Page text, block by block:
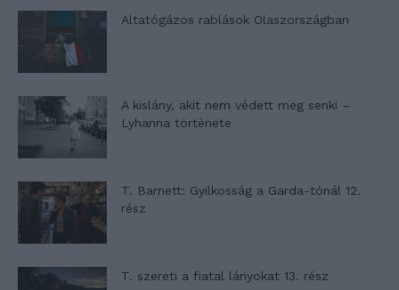
Altatógázos rablások Olaszországban
A kislány, akit nem védett meg senki –
Lyhanna története
T. Barnett: Gyilkosság a Garda-tónál 12.
rész
T. szereti a fiatal lányokat 13. rész